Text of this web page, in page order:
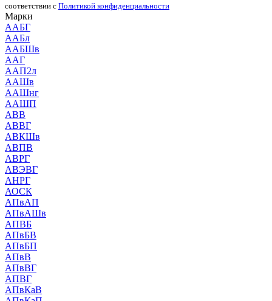
соответствии с Политикой конфиденциальности
Марки
ААБГ
ААБл
ААБШв
ААГ
ААП2л
ААШв
ААШнг
ААШП
АВВ
АВВГ
АВКШв
АВПВ
АВРГ
АВЭВГ
АНРГ
АОСК
АПвАП
АПвАШв
АПВБ
АПвБВ
АПвБП
АПвВ
АПвВГ
АПВГ
АПвКаВ